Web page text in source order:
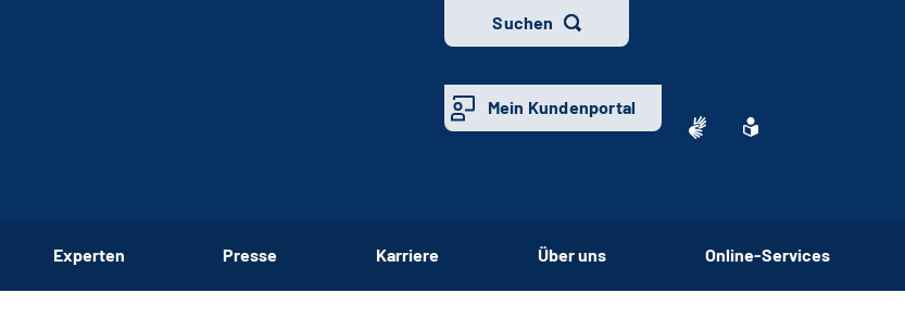
Suchen
Mein Kundenportal
Experten Presse Karriere Über uns Online-Services